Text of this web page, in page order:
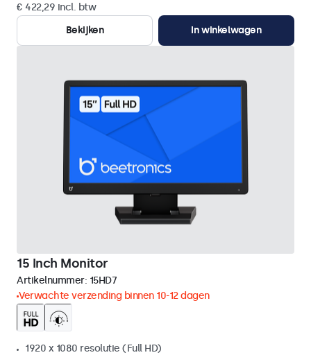
€ 422,29 incl. btw
Bekijken
In winkelwagen
15 Inch Monitor
Artikelnummer: 15HD7
Verwachte verzending binnen 10-12 dagen
1920 x 1080 resolutie (Full HD)